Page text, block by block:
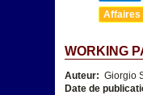
Affaires
WORKING
Auteur: Giorgio
Date de